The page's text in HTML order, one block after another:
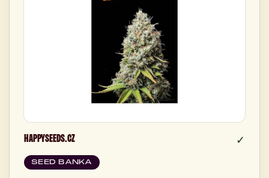
HAPPYSEEDS.CZ ✓
SEED BANKA